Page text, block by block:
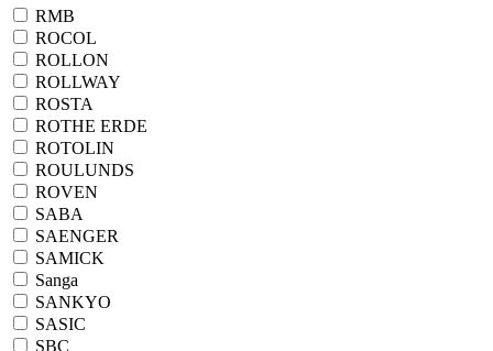
RMB
ROCOL
ROLLON
ROLLWAY
ROSTA
ROTHE ERDE
ROTOLIN
ROULUNDS
ROVEN
SABA
SAENGER
SAMICK
Sanga
SANKYO
SASIC
SBC